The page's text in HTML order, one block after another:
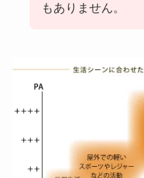
もありません。